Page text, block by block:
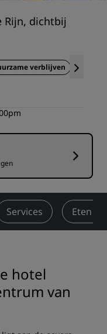
Rijn, dichtbij
verblijven
Services Eten
hotel
van